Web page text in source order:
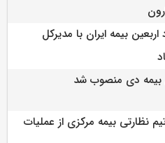
بیمه ایران با مدیرکل
بیمه دی منصوب شد
نظارتی بیمه مرکزی از عملیات